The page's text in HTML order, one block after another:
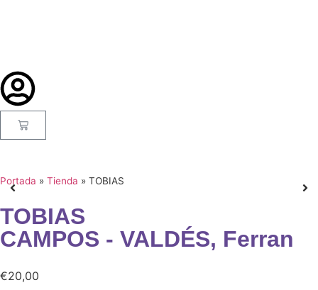
Portada » Tienda » TOBIAS
TOBIAS
CAMPOS - VALDÉS, Ferran
€20,00